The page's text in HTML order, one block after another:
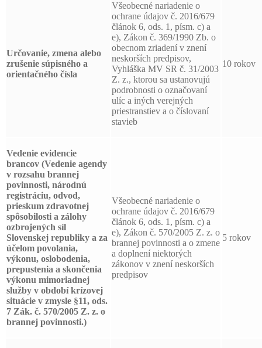
Určovanie, zmena alebo
zrušenie súpisného a
orientačného čísla
Všeobecné nariadenie o
ochrane údajov č. 2016/679
článok 6, ods. 1, písm. c) a
e), Zákon č. 369/1990 Zb. o
obecnom zriadení v znení
neskorších predpisov,
Vyhláška MV SR č. 31/2003
Z. z., ktorou sa ustanovujú
podrobnosti o označovaní
ulíc a iných verejných
priestranstiev a o číslovaní
stavieb
10 rokov
Vedenie evidencie
brancov (Vedenie agendy
v rozsahu brannej
povinnosti, národnú
registráciu, odvod,
prieskum zdravotnej
spôsobilosti a zálohy
ozbrojených síl
Slovenskej republiky a za
účelom povolania,
výkonu, oslobodenia,
prepustenia a skončenia
výkonu mimoriadnej
služby v období krízovej
situácie v zmysle §11, ods.
7 Zák. č. 570/2005 Z. z. o
brannej povinnosti.)
Všeobecné nariadenie o
ochrane údajov č. 2016/679
článok 6, ods. 1, písm. c) a
e), Zákon č. 570/2005 Z. z. o
brannej povinnosti a o zmene
a doplnení niektorých
zákonov v znení neskorších
predpisov
5 rokov